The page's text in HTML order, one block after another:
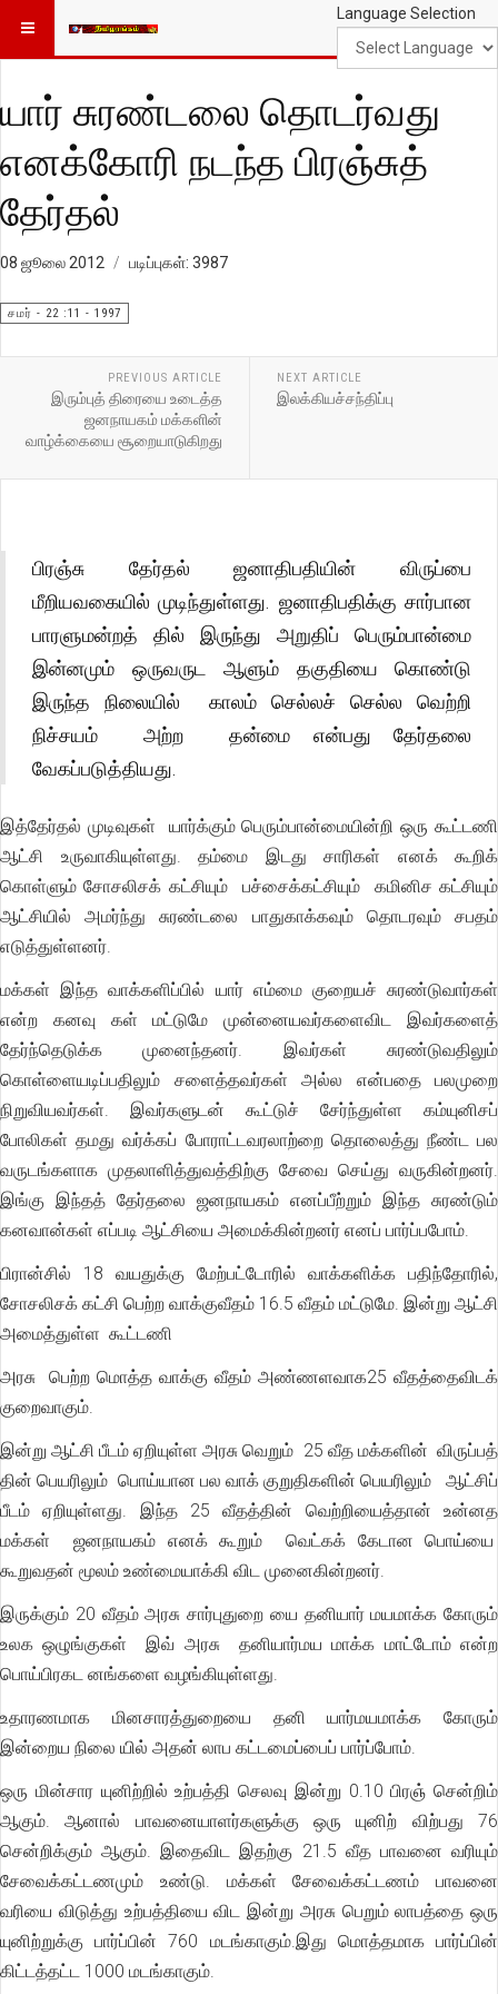
Language Selection
யார் சுரண்டலை தொடர்வது
எனக்கோரி நடந்த பிரஞ்சுத்
தேர்தல்
08 ஜூலை 2012 படிப்புகள்: 3987
சமர் - 22 :11 - 1997
PREVIOUS ARTICLE
இரும்புத் திரையை உடைத்த
ஜனநாயகம் மக்களின்
வாழ்க்கையை சூறையாடுகிறது
NEXT ARTICLE
இலக்கியச்சந்திப்பு
பிரஞ்சு தேர்தல் ஜனாதிபதியின் விருப்பை
மீறியவகையில் முடிந்துள்ளது. ஜனாதிபதிக்கு சார்பான
பாரளுமன்றத் தில் இருந்து அறுதிப் பெரும்பான்மை
இன்னமும் ஒருவருட ஆளும் தகுதியை கொண்டு
இருந்த நிலையில் காலம் செல்லச் செல்ல வெற்றி
நிச்சயம் அற்ற தன்மை என்பது தேர்தலை
வேகப்படுத்தியது.
இத்தேர்தல் முடிவுகள் யார்க்கும் பெரும்பான்மையின்றி ஒரு கூட்டணி
ஆட்சி உருவாகியுள்ளது. தம்மை இடது சாரிகள் எனக் கூறிக்
கொள்ளும் சோசலிசக் கட்சியும் பச்சைக்கட்சியும் கமினிச கட்சியும்
ஆட்சியில் அமர்ந்து சுரண்டலை பாதுகாக்கவும் தொடரவும் சபதம்
எடுத்துள்ளனர்.
மக்கள் இந்த வாக்களிப்பில் யார் எம்மை குறையச் சுரண்டுவார்கள்
என்ற கனவு கள் மட்டுமே முன்னையவர்களைவிட இவர்களைத்
தேர்ந்தெடுக்க முனைந்தனர். இவர்கள் சுரண்டுவதிலும்
கொள்ளையடிப்பதிலும் சளைத்தவர்கள் அல்ல என்பதை பலமுறை
நிறுவியவர்கள். இவர்களுடன் கூட்டுச் சேர்ந்துள்ள கம்யுனிசப்
போலிகள் தமது வர்க்கப் போராட்டவரலாற்றை தொலைத்து நீண்ட பல
வருடங்களாக முதலாளித்துவத்திற்கு சேவை செய்து வருகின்றனர்.
இங்கு இந்தத் தேர்தலை ஜனநாயகம் எனப்பீற்றும் இந்த சுரண்டும்
கனவான்கள் எப்படி ஆட்சியை அமைக்கின்றனர் எனப் பார்ப்பபோம்.
பிரான்சில் 18 வயதுக்கு மேற்பட்டோரில் வாக்களிக்க பதிந்தோரில்,
சோசலிசக் கட்சி பெற்ற வாக்குவீதம் 16.5 வீதம் மட்டுமே. இன்று ஆட்சி
அமைத்துள்ள கூட்டணி
அரசு பெற்ற மொத்த வாக்கு வீதம் அண்ணளவாக25 வீதத்தைவிடக்
குறைவாகும்.
இன்று ஆட்சி பீடம் ஏறியுள்ள அரசு வெறும் 25 வீத மக்களின் விருப்பத்
தின் பெயரிலும் பொய்யான பல வாக் குறுதிகளின் பெயரிலும் ஆட்சிப்
பீடம் ஏறியுள்ளது. இந்த 25 வீதத்தின் வெற்றியைத்தான் உன்னத
மக்கள் ஜனநாயகம் எனக் கூறும் வெட்கக் கேடான பொய்யை
கூறுவதன் மூலம் உண்மையாக்கி விட முனைகின்றனர்.
இருக்கும் 20 வீதம் அரசு சார்புதுறை யை தனியார் மயமாக்க கோரும்
உலக ஒழுங்குகள் இவ் அரசு தனியார்மய மாக்க மாட்டோம் என்ற
பொய்பிரகட னங்களை வழங்கியுள்ளது.
உதாரணமாக மினசாரத்துறையை தனி யார்மயமாக்க கோரும்
இன்றைய நிலை யில் அதன் லாப கட்டமைப்பைப் பார்ப்போம்.
ஒரு மின்சார யுனிற்றில் உற்பத்தி செலவு இன்று 0.10 பிரஞ் சென்றிம்
ஆகும். ஆனால் பாவனையாளர்களுக்கு ஒரு யுனிற் விற்பது 76
சென்றிக்கும் ஆகும். இதைவிட இதற்கு 21.5 வீத பாவனை வரியும்
சேவைக்கட்டணமும் உண்டு. மக்கள் சேவைக்கட்டணம் பாவனை
வரியை விடுத்து உற்பத்தியை விட இன்று அரசு பெறும் லாபத்தை ஒரு
யுனிற்றுக்கு பார்ப்பின் 760 மடங்காகும்.இது மொத்தமாக பார்ப்பின்
கிட்டத்தட்ட 1000 மடங்காகும்.